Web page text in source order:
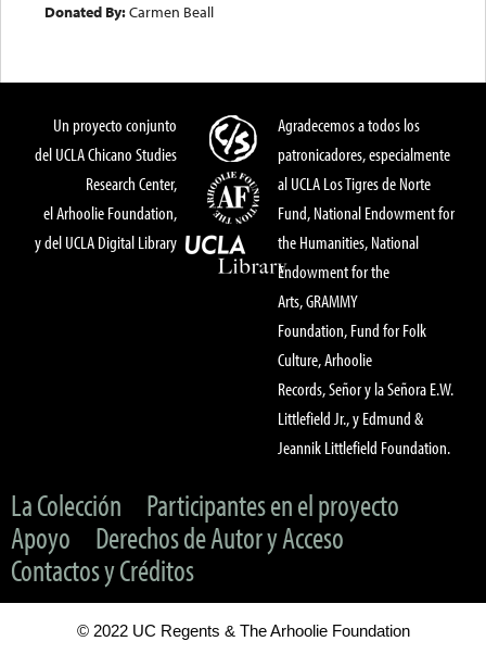
Donated By:Carmen Beall
Un proyecto conjunto
del UCLA Chicano Studies
Research Center,
el Arhoolie Foundation,
y del UCLA Digital Library
Agradecemos a todos los
patronicadores, especialmente
al UCLA Los Tigres de Norte
Fund, National Endowment for
the Humanities, National
Endowment for the
Arts, GRAMMY
Foundation, Fund for Folk
Culture, Arhoolie
Records, Señor y la Señora E.W.
Littlefield Jr., y Edmund &
Jeannik Littlefield Foundation.
La Colección
Participantes en el proyecto
Apoyo
Derechos de Autor y Acceso
Contactos y Créditos
© 2022 UC Regents & The Arhoolie Foundation